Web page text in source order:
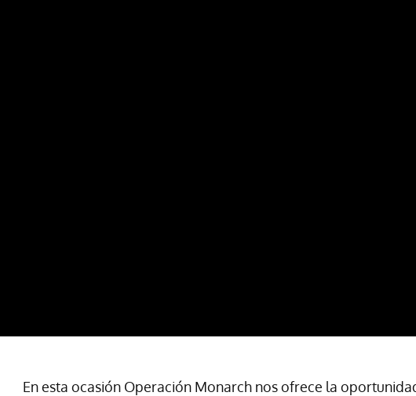
En esta ocasión Operación Monarch nos ofrece la